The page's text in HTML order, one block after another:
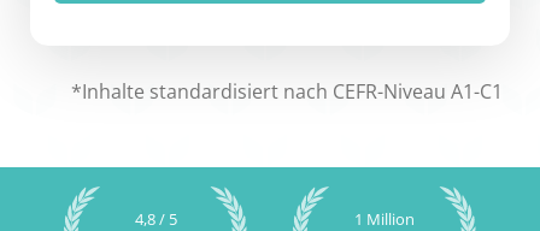
*Inhalte standardisiert nach CEFR-Niveau A1-C1
4,8 / 5
1 Million